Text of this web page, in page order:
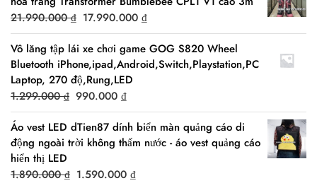
2.490.000 ₫. 1.990.000 ₫.
21.990.000₫ Original
price
was:
21.990.000 ₫.
17.990.000 ₫
price
is:
17.990.000 ₫.
Vô lăng tập lái xe chơi game GOG S820 Wheel
Bluetooth iPhone,ipad,Android,Switch,Playstation,PC
Laptop, 270 độ,Rung,LED
1.299.000₫ Original
price
was:
1.299.000 ₫.
990.000 ₫
price
is:
990.000 ₫.
Áo vest LED dTien87 dính biển màn quảng cáo di
động ngoài trời không thấm nước - áo vest quảng cáo
hiển thị LED
1.890.000₫ Original
1.590.000 ₫